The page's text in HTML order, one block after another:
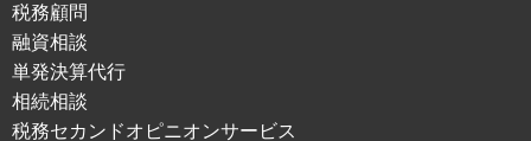
税務顧問
融資相談
単発決算代行
相続相談
税務セカンドオピニオンサービス